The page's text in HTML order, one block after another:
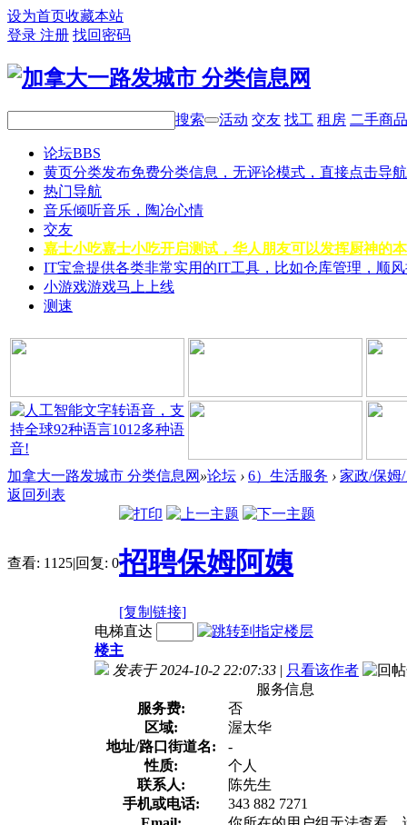
设为首页收藏本站
登录 注册 找回密码
搜索 活动 交友 找工 租房 二手商品
论坛BBS
黄页分类发布免费分类信息，无评论模式，直接点击导
热门导航
音乐倾听音乐，陶冶心情
交友
嘉士小吃嘉士小吃开启测试，华人朋友可以发挥厨神的
IT宝盒提供各类非常实用的IT工具，比如仓库管理，顺
小游戏游戏马上上线
测速
加拿大一路发城市 分类信息网 »论坛 › 6）生活服务 › 家政/保姆
返回列表
查看: 1125|回复: 0招聘保姆阿姨
[复制链接]
电梯直达
楼主
发表于 2024-10-2 22:07:33 | 只看该作者
服务信息
服务费:
否
区域:
渥太华
地址/路口街道名:
-
性质:
个人
联系人:
陈先生
手机或电话:
343 882 7271